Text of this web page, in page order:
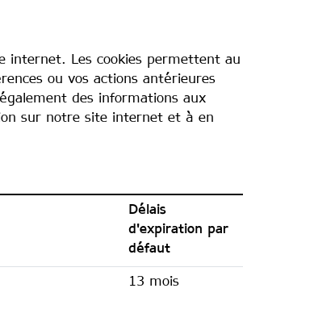
internet. Les cookies permettent au
ou vos actions antérieures
des informations aux
sur notre site internet et à en
Délais
d'expiration par
défaut
13 mois